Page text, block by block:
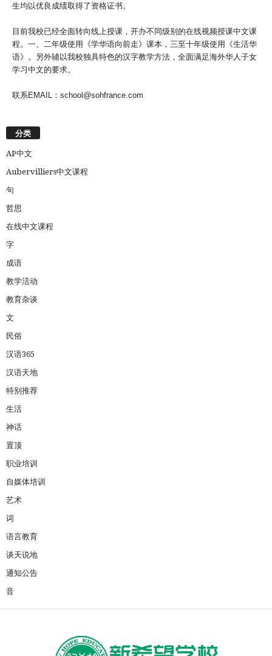
生均以优良成绩取得了资格证书。
目前我校已经全面转向线上授课，开办不同级别的在线视频授课中文课
程。一、二年级使用《学华语向前走》课本，三至十年级使用《生活华
语》。另外辅以我校独具特色的汉字教学方法，全面满足海外华人子女
学习中文的要求。
联系EMAIL：school@sohfrance.com
分类
AP中文
Aubervilliers中文课程
句
哲思
在线中文课程
字
成语
教学活动
教育杂谈
文
民俗
汉语365
汉语天地
特别推荐
生活
神话
置顶
职业培训
自媒体培训
艺术
词
语言教育
谈天说地
通知公告
音